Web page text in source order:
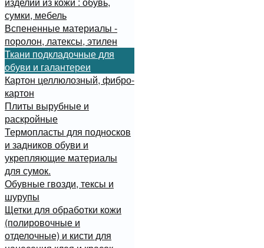
сумки, мебель
Вспененные материалы -
поролон, латексы, этилен
Ткани подкладочные для
обуви и галантереи
Картон целлюлозный, фибро-
картон
Плиты вырубные и
раскройные
Термопласты для подносков
и задников обуви и
укрепляющие материалы
для сумок.
Обувные гвозди, тексы и
шурупы
Щетки для обработки кожи
(полировочные и
отделочные) и кисти для